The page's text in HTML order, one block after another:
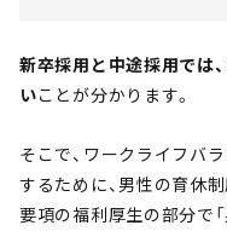
新卒採用と中途採用では
いことが分かります。
そこで、ワークライフバ
するために、男性の育休
要項の福利厚生の部分で